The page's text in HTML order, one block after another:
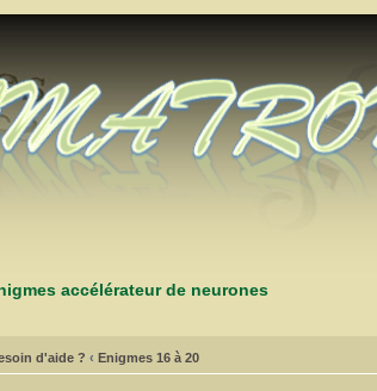
accélérateur de neurones
d'aide ? ‹ Enigmes 16 à 20